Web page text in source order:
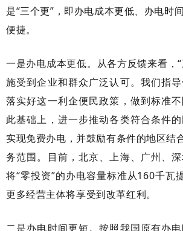
是“三个更”，即办电成本更低、办电时
便捷。
一是办电成本更低。从各方反馈来看，
施受到企业和群众广泛认可。我们指
落实好这一利企便民政策，做到标准
此基础上，进一步推动各类符合条件
实现免费办电，并鼓励有条件的地区结
务范围。目前，北京、上海、广州、
将“零投资”的办电容量标准从160千瓦
更多经营主体将享受到改革红利。
二是办电时间更短。按照我国原有办